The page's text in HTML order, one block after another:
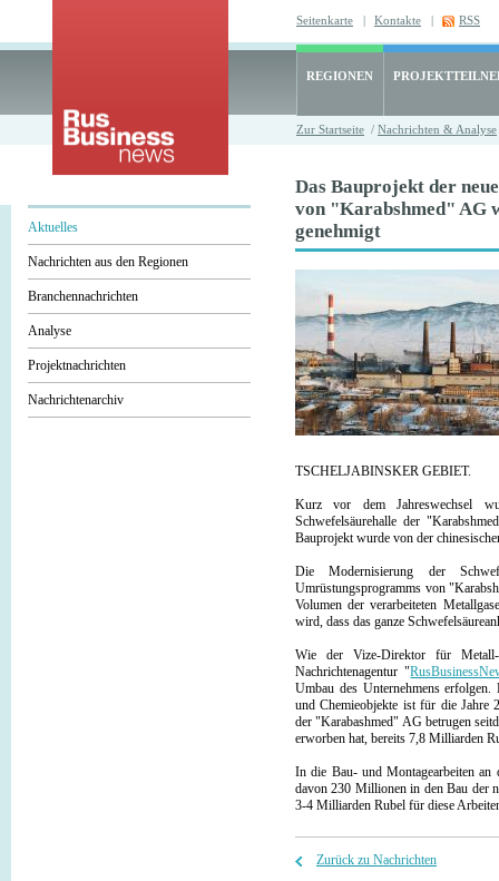
Seitenkarte | Kontakte | RSS
REGIONEN
Zur Startseite / Nachrichten & Analyse
Aktuelles
Nachrichten aus den Regionen
Branchennachrichten
Analyse
Projektnachrichten
Nachrichtenarchiv
Das Bauprojekt der
von "Karabshmed" AG
genehmigt
TSCHELJABINSKER GEBIET.
Kurz vor dem Jahreswechsel
Schwefelsäurehalle der
Bauprojekt wurde von der
Die Modernisierung der
Umrüstungsprogramms von
Volumen der verarbeiteten
wird, dass das ganze
Wie der Vize-Direktor für
Nachrichtenagentur "
Umbau des Unternehmens
und Chemieobjekte ist für die Jahre
der "Karabashmed" AG betrugen
erworben hat, bereits 7,8 Milliarden
In die Bau- und Montagearbeiten
davon 230 Millionen in den Bau der
3-4 Milliarden Rubel für diese
Zurück zu Nachrichten